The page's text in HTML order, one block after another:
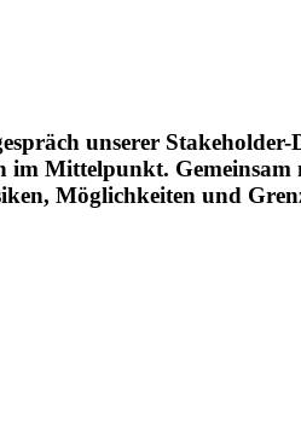
unserer
im Mittel­punkt.
Möglich­keiten und